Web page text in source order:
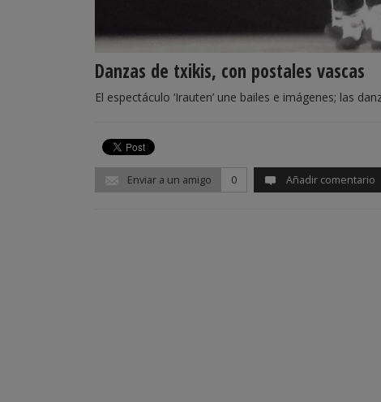
Danzas de txikis, con postales vascas
El espectáculo ‘Irauten’ une bailes e imágenes; las
Enviar a un amigo 0 Añadir comentario